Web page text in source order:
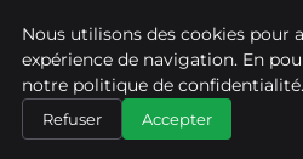
ASVPP
ACCUEIL
LCL SECURE PARTICULIER :
Nous utilisons des cookies pour
expérience de navigation. En
notre politique de confidentialité.
Refuser Accepter